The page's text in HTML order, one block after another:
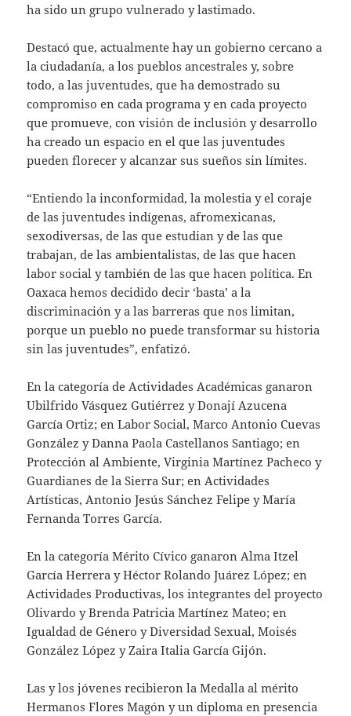
ha sido un grupo vulnerado y lastimado.
Destacó que, actualmente hay un gobierno cercano a
la ciudadanía, a los pueblos ancestrales y, sobre
todo, a las juventudes, que ha demostrado su
compromiso en cada programa y en cada proyecto
que promueve, con visión de inclusión y desarrollo
ha creado un espacio en el que las juventudes
pueden florecer y alcanzar sus sueños sin límites.
“Entiendo la inconformidad, la molestia y el coraje
de las juventudes indígenas, afromexicanas,
sexodiversas, de las que estudian y de las que
trabajan, de las ambientalistas, de las que hacen
labor social y también de las que hacen política. En
Oaxaca hemos decidido decir ‘basta’ a la
discriminación y a las barreras que nos limitan,
porque un pueblo no puede transformar su historia
sin las juventudes”, enfatizó.
En la categoría de Actividades Académicas ganaron
Ubilfrido Vásquez Gutiérrez y Donají Azucena
García Ortiz; en Labor Social, Marco Antonio Cuevas
González y Danna Paola Castellanos Santiago; en
Protección al Ambiente, Virginia Martínez Pacheco y
Guardianes de la Sierra Sur; en Actividades
Artísticas, Antonio Jesús Sánchez Felipe y María
Fernanda Torres García.
En la categoría Mérito Cívico ganaron Alma Itzel
García Herrera y Héctor Rolando Juárez López; en
Actividades Productivas, los integrantes del proyecto
Olivardo y Brenda Patricia Martínez Mateo; en
Igualdad de Género y Diversidad Sexual, Moisés
González López y Zaira Italia García Gijón.
Las y los jóvenes recibieron la Medalla al mérito
Hermanos Flores Magón y un diploma en presencia